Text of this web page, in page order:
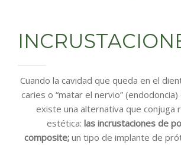
Cuando la cavidad que queda en el
caries o “matar el nervio”
existe una alternativa que conjuga
estética: las incrustaciones de
composite; un tipo de implante de